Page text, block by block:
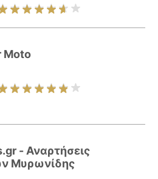
Moto
- Αναρτήσεις
Μυρωνίδης